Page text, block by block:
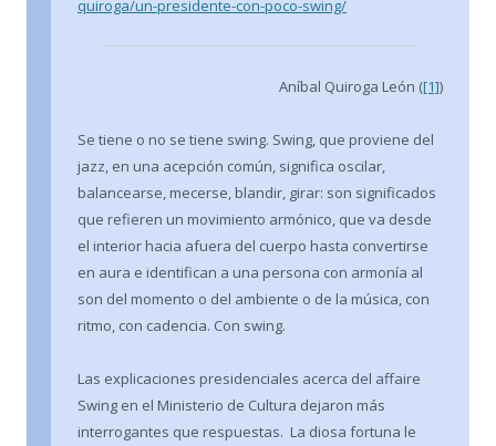
quiroga/un-presidente-con-poco-swing/
Aníbal Quiroga León ([1])
Se tiene o no se tiene swing. Swing, que proviene del
jazz, en una acepción común, significa oscilar,
balancearse, mecerse, blandir, girar: son significados
que refieren un movimiento armónico, que va desde
el interior hacia afuera del cuerpo hasta convertirse
en aura e identifican a una persona con armonía al
son del momento o del ambiente o de la música, con
ritmo, con cadencia. Con swing.
Las explicaciones presidenciales acerca del affaire
Swing en el Ministerio de Cultura dejaron más
interrogantes que respuestas. La diosa fortuna le